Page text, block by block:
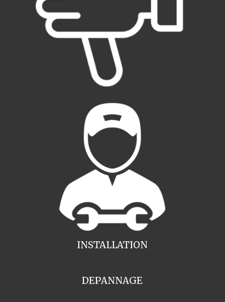
INSTALLATION
DEPANNAGE